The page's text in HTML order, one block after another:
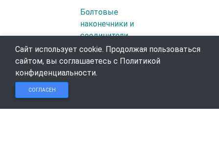
Болтовые
наконечники и
соединители
КВТ
Муфты
кабельные,
Сайт использует cookie. Продолжая пользоваться
сайтом, вы соглашаетесь с Политикой
конфиденциальности.
СОГЛАСЕН